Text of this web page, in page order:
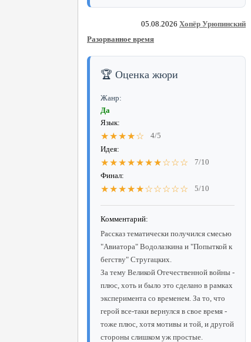
05.08.2026 Хопёр Урюпинский
Разорванное время
🏆 Оценка жюри
Жанр:
Да
Язык:
★★★★☆
4/5
Идея:
★★★★★★★☆☆☆
7/10
Финал:
★★★★★☆☆☆☆☆ 5/10
Комментарий:
Рассказ тематически получился смесью
"Авиатора" Водолазкина и "Попыткой к
бегству" Стругацких.
За тему Великой Отечественной войны -
плюс, хоть и было это сделано в рамках
эксперимента со временем. За то, что
герой все-таки вернулся в свое время -
тоже плюс, хотя мотивы и той, и другой
стороны слишком уж простые.